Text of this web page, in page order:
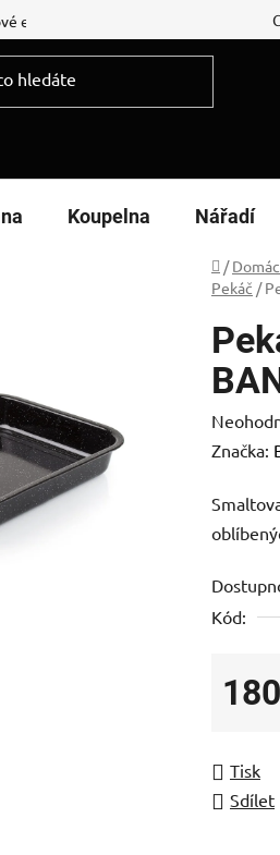
energetické štítky
Koupelna Nářadí
Domů
/
Pekáč /
je
0,0
5
hvězdiček.
Značka:
Kód:
Tisk
Sdílet